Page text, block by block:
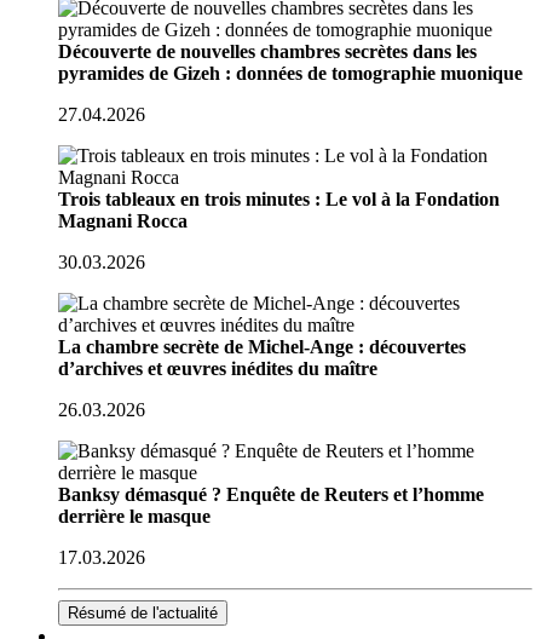
Découverte de nouvelles chambres secrètes dans les
pyramides de Gizeh : données de tomographie muonique
27.04.2026
Trois tableaux en trois minutes : Le vol à la Fondation
Magnani Rocca
30.03.2026
La chambre secrète de Michel-Ange : découvertes
d’archives et œuvres inédites du maître
26.03.2026
Banksy démasqué ? Enquête de Reuters et l’homme
derrière le masque
17.03.2026
Résumé de l'actualité